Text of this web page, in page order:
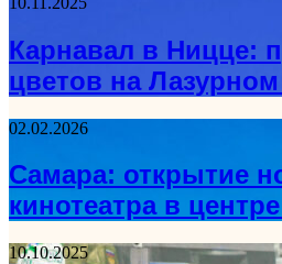
Карнавал в Ницце:
цветов на Лазурном
02.02.2026
Самара: открытие
кинотеатра в
10.10.2025